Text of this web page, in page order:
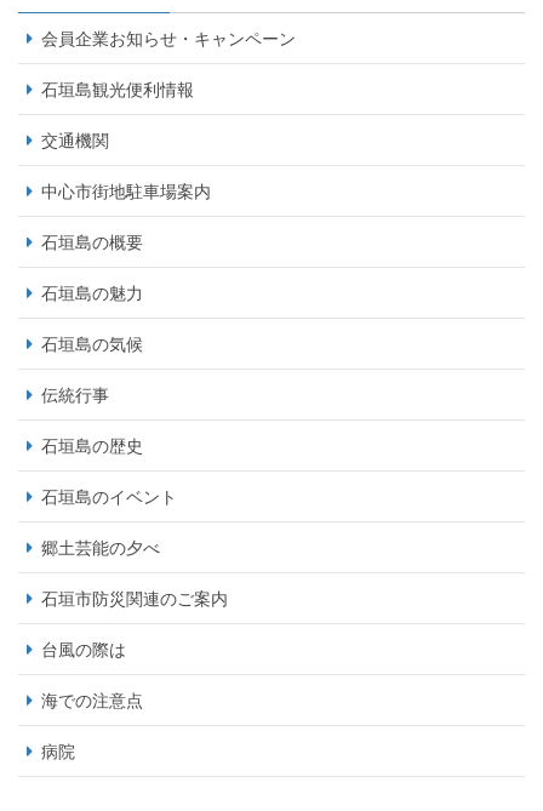
会員企業お知らせ・キャンペーン
石垣島観光便利情報
交通機関
中心市街地駐車場案内
石垣島の概要
石垣島の魅力
石垣島の気候
伝統行事
石垣島の歴史
石垣島のイベント
郷土芸能の夕べ
石垣市防災関連のご案内
台風の際は
海での注意点
病院